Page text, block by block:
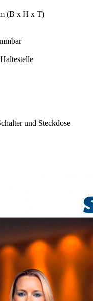
(B x H x T)
und Steckdose